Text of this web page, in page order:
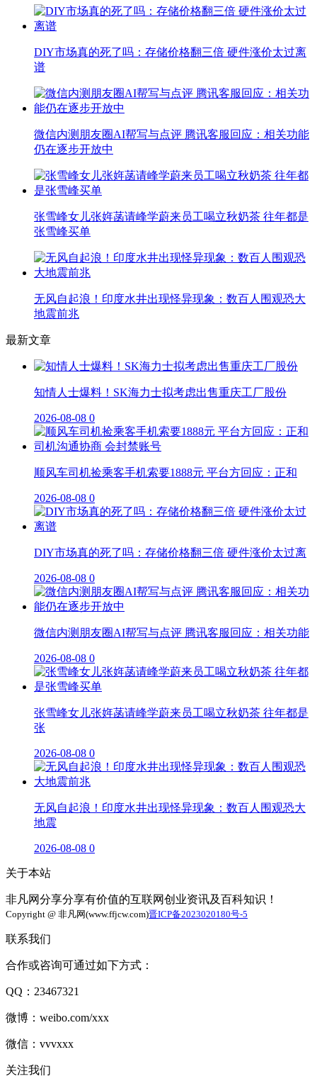
DIY市场真的死了吗：存储价格翻三倍 硬件涨价太过离
谱
微信内测朋友圈AI帮写与点评 腾讯客服回应：相关功能
仍在逐步开放中
张雪峰女儿张姩菡请峰学蔚来员工喝立秋奶茶 往年都是
张雪峰买单
无风自起浪！印度水井出现怪异现象：数百人围观恐大
地震前兆
最新文章
知情人士爆料！SK海力士拟考虑出售重庆工厂股份
2026-08-08 0
顺风车司机捡乘客手机索要1888元 平台方回应：正和
2026-08-08 0
DIY市场真的死了吗：存储价格翻三倍 硬件涨价太过离
2026-08-08 0
微信内测朋友圈AI帮写与点评 腾讯客服回应：相关功能
2026-08-08 0
张雪峰女儿张姩菡请峰学蔚来员工喝立秋奶茶 往年都是
张
2026-08-08 0
无风自起浪！印度水井出现怪异现象：数百人围观恐大
地震
2026-08-08 0
关于本站
非凡网分享分享有价值的互联网创业资讯及百科知识！
Copyright @ 非凡网(www.ffjcw.com)晋ICP备2023020180号-5
联系我们
合作或咨询可通过如下方式：
QQ：23467321
微博：weibo.com/xxx
微信：vvvxxx
关注我们